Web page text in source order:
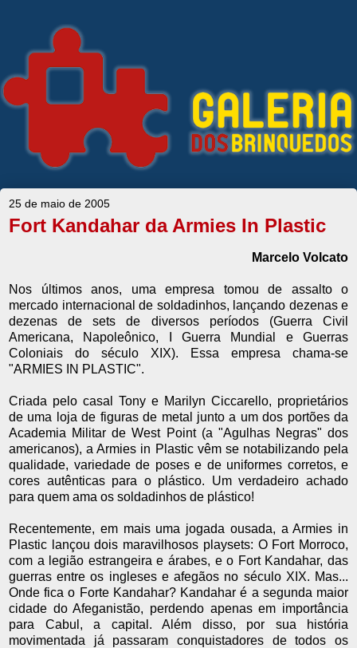
25 de maio de 2005
Fort Kandahar da Armies In Plastic
Marcelo Volcato
Nos últimos anos, uma empresa tomou de assalto o
mercado internacional de soldadinhos, lançando dezenas e
dezenas de sets de diversos períodos (Guerra Civil
Americana, Napoleônico, I Guerra Mundial e Guerras
Coloniais do século XIX). Essa empresa chama-se
"ARMIES IN PLASTIC".
Criada pelo casal Tony e Marilyn Ciccarello, proprietários
de uma loja de figuras de metal junto a um dos portões da
Academia Militar de West Point (a "Agulhas Negras" dos
americanos), a Armies in Plastic vêm se notabilizando pela
qualidade, variedade de poses e de uniformes corretos, e
cores autênticas para o plástico. Um verdadeiro achado
para quem ama os soldadinhos de plástico!
Recentemente, em mais uma jogada ousada, a Armies in
Plastic lançou dois maravilhosos playsets: O Fort Morroco,
com a legião estrangeira e árabes, e o Fort Kandahar, das
guerras entre os ingleses e afegãos no século XIX. Mas...
Onde fica o Forte Kandahar? Kandahar é a segunda maior
cidade do Afeganistão, perdendo apenas em importância
para Cabul, a capital. Além disso, por sua história
movimentada já passaram conquistadores de todos os